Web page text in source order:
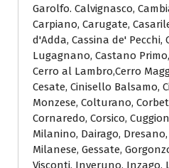
Garolfo. Calvignasco,
Carpiano, Carugate,
d'Adda, Cassina de' Pecchi,
Lugagnano, Castano
Cerro al Lambro,Cerro
Cesate, Cinisello Balsamo,
Monzese, Colturano,
Cornaredo, Corsico,
Milanino, Dairago,
Milanese, Gessate,
Visconti, Inveruno, Inzago,